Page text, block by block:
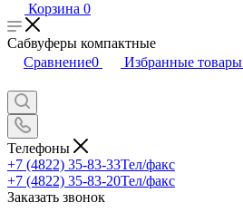
Корзина 0
Сабвуферы компактные
Сравнение0 Избранные товары
Телефоны
+7 (4822) 35-83-33Тел/факс
+7 (4822) 35-83-20Тел/факс
Заказать звонок